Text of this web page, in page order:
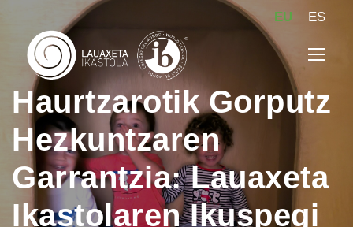
EU ES
Haurtzarotik Gorputz
Hezkuntzaren
Garrantzia: Lauaxeta
Ikastolaren Ikuspegi